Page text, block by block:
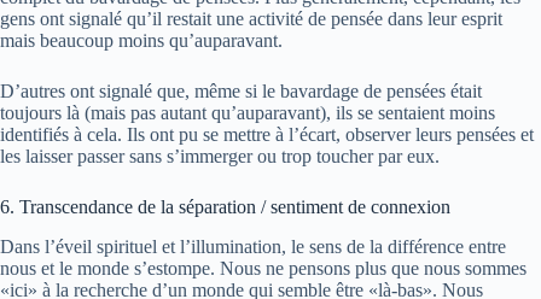
gens ont signalé qu’il restait une activité de pensée dans leur esprit
mais beaucoup moins qu’auparavant.
D’autres ont signalé que, même si le bavardage de pensées était
toujours là (mais pas autant qu’auparavant), ils se sentaient moins
identifiés à cela. Ils ont pu se mettre à l’écart, observer leurs pensées et
les laisser passer sans s’immerger ou trop toucher par eux.
6. Transcendance de la séparation / sentiment de connexion
Dans l’éveil spirituel et l’illumination, le sens de la différence entre
nous et le monde s’estompe. Nous ne pensons plus que nous sommes
«ici» à la recherche d’un monde qui semble être «là-bas». Nous